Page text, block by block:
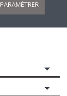
PARAMÉTRER